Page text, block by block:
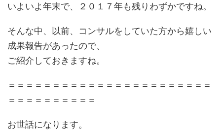
いよいよ年末で、２０１７年も残りわずかですね。
そんな中、以前、コンサルをしていた方から嬉しい
成果報告があったので、
ご紹介しておきますね。
＝＝＝＝＝＝＝＝＝＝＝＝＝＝＝＝＝＝＝＝＝＝＝
＝＝＝＝＝＝＝＝＝＝
お世話になります。